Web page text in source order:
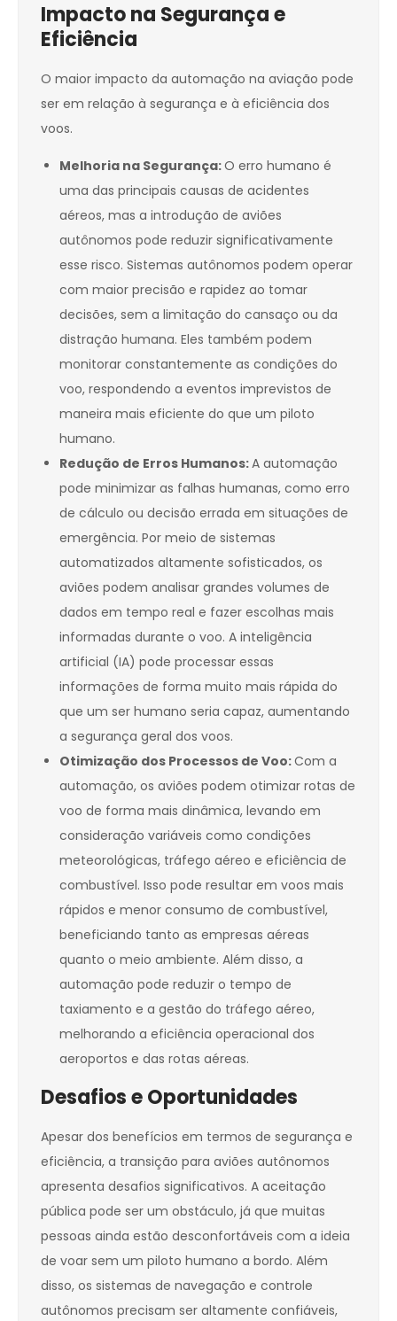
Impacto na Segurança e
Eficiência
O maior impacto da automação na aviação pode
ser em relação à segurança e à eficiência dos
voos.
Melhoria na Segurança:O erro humano é
uma das principais causas de acidentes
aéreos, mas a introdução de aviões
autônomos pode reduzir significativamente
esse risco. Sistemas autônomos podem operar
com maior precisão e rapidez ao tomar
decisões, sem a limitação do cansaço ou da
distração humana. Eles também podem
monitorar constantemente as condições do
voo, respondendo a eventos imprevistos de
maneira mais eficiente do que um piloto
humano.
Redução de Erros Humanos:A automação
pode minimizar as falhas humanas, como erro
de cálculo ou decisão errada em situações de
emergência. Por meio de sistemas
automatizados altamente sofisticados, os
aviões podem analisar grandes volumes de
dados em tempo real e fazer escolhas mais
informadas durante o voo. A inteligência
artificial (IA) pode processar essas
informações de forma muito mais rápida do
que um ser humano seria capaz, aumentando
a segurança geral dos voos.
Otimização dos Processos de Voo:Com a
automação, os aviões podem otimizar rotas de
voo de forma mais dinâmica, levando em
consideração variáveis como condições
meteorológicas, tráfego aéreo e eficiência de
combustível. Isso pode resultar em voos mais
rápidos e menor consumo de combustível,
beneficiando tanto as empresas aéreas
quanto o meio ambiente. Além disso, a
automação pode reduzir o tempo de
taxiamento e a gestão do tráfego aéreo,
melhorando a eficiência operacional dos
aeroportos e das rotas aéreas.
Desafios e Oportunidades
Apesar dos benefícios em termos de segurança e
eficiência, a transição para aviões autônomos
apresenta desafios significativos. A aceitação
pública pode ser um obstáculo, já que muitas
pessoas ainda estão desconfortáveis com a ideia
de voar sem um piloto humano a bordo. Além
disso, os sistemas de navegação e controle
autônomos precisam ser altamente confiáveis,